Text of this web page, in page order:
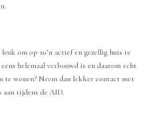
om op zo’n actief en gezellig huis te
helemaal verbouwd is en daarom echt
te wonen? Neem dan lekker contact met
aan tijdens de AID.